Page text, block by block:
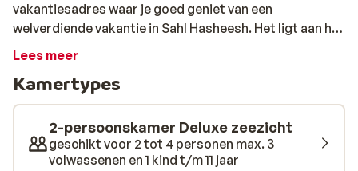
vakantiesadres waar je goed geniet van een
welverdiende vakantie in Sahl Hasheesh. Het ligt aan het
strand en er zijn faciteiten voor jong en oud. De kamers
hebt tijdens je verblijf in Egypte. Voor een ontspannen
dag in de zon is er een groot onregelmatig gevormd
zwembad met een ruim terras en een poolbar voor
verkoelende drankjes. Kinderen vermaken zich goed in
de miniclub en in het zwembad. Voor lekker eten wordt
Lees meer
Kamertypes
2-persoonskamer Deluxe zeezicht
geschikt voor 2 tot 4 personen max. 3
volwassenen en 1 kind t/m 11 jaar